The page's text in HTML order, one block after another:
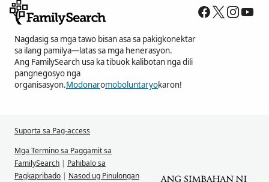
Nagdasig sa mga tawo bisan asa sa pakigkonektar
sa ilang pamilya—latas sa mga henerasyon.
Ang FamilySearch usa ka tibuok kalibotan nga dili
pangnegosyo nga
organisasyon.Modonaromoboluntaryokaron!
Suporta sa Pag-access
Mga Termino sa Paggamit sa
FamilySearch | Pahibalo sa
Pagkapribado | Nasod ug Pinulongan